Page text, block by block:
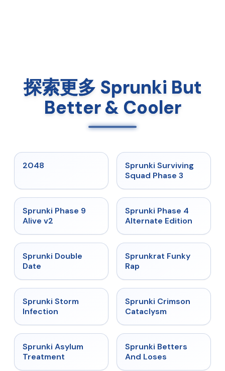
探索更多 Sprunki But
Better & Cooler
2048 ★ 4.7
Sprunki Surviving
Squad Phase 3
★
Sprunki Phase 9
Alive v2
★
Sprunki Phase 4
Alternate Edition
★
Sprunki Double
Date
★ 4.7
Sprunkrat Funky
Rap
★
Sprunki Storm
Infection
★ 4.7
Sprunki Crimson
Cataclysm
★
Sprunki Asylum
Treatment
★
Sprunki Betters
And Loses